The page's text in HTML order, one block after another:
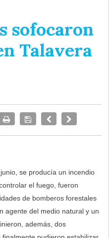
sofocaron
Talavera
se producía un incendio
el fuego, fueron
de bomberos forestales
agente del medio natural y un
además, dos